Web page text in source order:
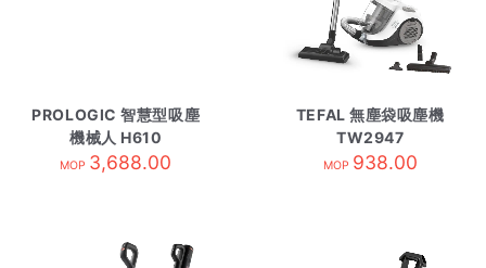
PROLOGIC 智慧型吸塵
機械人 H610
MOP 3,688.00
TEFAL 無塵袋吸塵機
TW2947
MOP 938.00